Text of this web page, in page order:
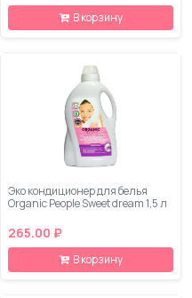
В корзину
Эко кондиционер для белья
Organic People Sweet dream 1,5 л
265.00 ₽
В корзину